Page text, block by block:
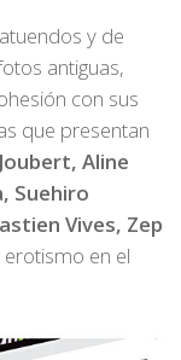
y de
antiguas,
con sus
que presentan
Aline
Suehiro
Vives, Zep
en el